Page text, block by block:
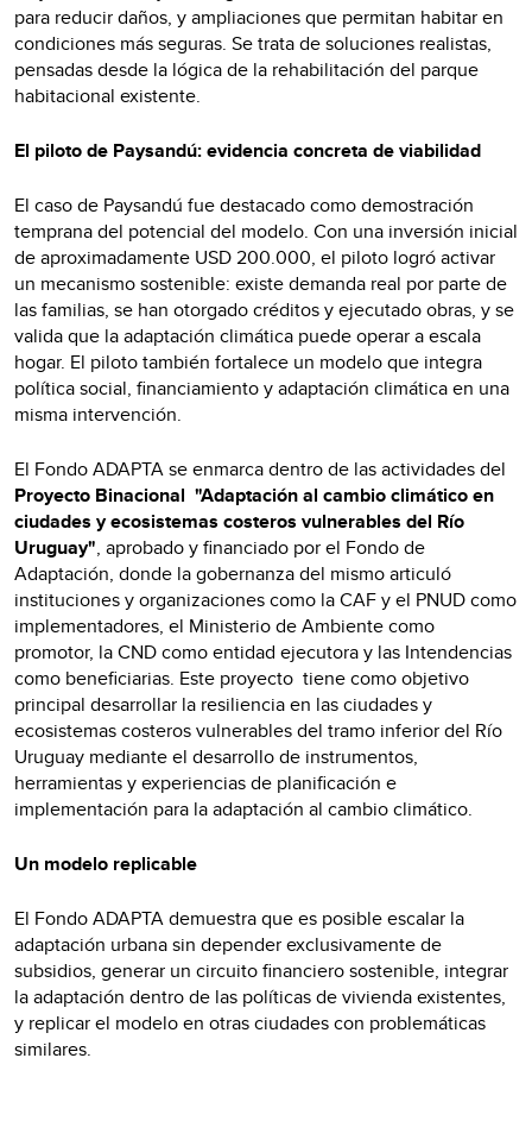
para reducir daños, y ampliaciones que permitan habitar en
condiciones más seguras. Se trata de soluciones realistas,
pensadas desde la lógica de la rehabilitación del parque
habitacional existente.
El piloto de Paysandú: evidencia concreta de viabilidad
El caso de Paysandú fue destacado como demostración
temprana del potencial del modelo. Con una inversión inicial
de aproximadamente USD 200.000, el piloto logró activar
un mecanismo sostenible: existe demanda real por parte de
las familias, se han otorgado créditos y ejecutado obras, y se
valida que la adaptación climática puede operar a escala
hogar. El piloto también fortalece un modelo que integra
política social, financiamiento y adaptación climática en una
misma intervención.
El Fondo ADAPTA se enmarca dentro de las actividades del
Proyecto Binacional "Adaptación al cambio climático en
ciudades y ecosistemas costeros vulnerables del Río
Uruguay", aprobado y financiado por el Fondo de
Adaptación, donde la gobernanza del mismo articuló
instituciones y organizaciones como la CAF y el PNUD como
implementadores, el Ministerio de Ambiente como
promotor, la CND como entidad ejecutora y las Intendencias
como beneficiarias. Este proyecto tiene como objetivo
principal desarrollar la resiliencia en las ciudades y
ecosistemas costeros vulnerables del tramo inferior del Río
Uruguay mediante el desarrollo de instrumentos,
herramientas y experiencias de planificación e
implementación para la adaptación al cambio climático.
Un modelo replicable
El Fondo ADAPTA demuestra que es posible escalar la
adaptación urbana sin depender exclusivamente de
subsidios, generar un circuito financiero sostenible, integrar
la adaptación dentro de las políticas de vivienda existentes,
y replicar el modelo en otras ciudades con problemáticas
similares.